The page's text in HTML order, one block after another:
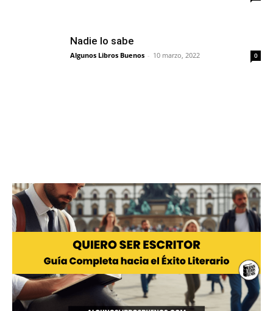
Nadie lo sabe
Algunos Libros Buenos - 10 marzo, 2022 0